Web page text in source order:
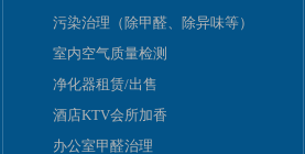
污染治理（除甲醛、除异味等）
室内空气质量检测
净化器租赁/出售
酒店KTV会所加香
办公室甲醛治理